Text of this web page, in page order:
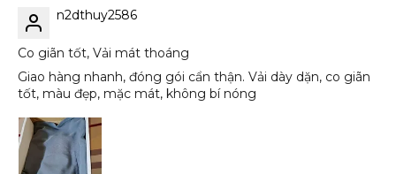
n2dthuy2586
Co giãn tốt, Vải mát thoáng
Giao hàng nhanh, đóng gói cẩn thận. Vải dày dặn, co giãn
tốt, màu đẹp, mặc mát, không bí nóng